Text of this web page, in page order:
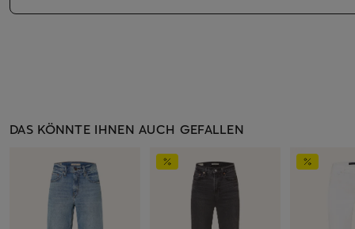
DAS KÖNNTE IHNEN AUCH GEFALLEN